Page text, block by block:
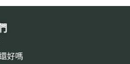
好嗎